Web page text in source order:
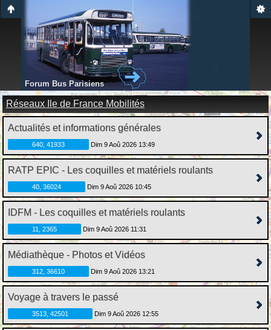
Forum Bus Parisiens
Réseaux Ile de France Mobilités
Actualités et informations générales
640, 41933 Dim 9 Aoû 2026 13:49
RATP EPIC - Les coquilles et matériels roulants
40, 36024 Dim 9 Aoû 2026 10:45
IDFM - Les coquilles et matériels roulants
11, 2365 Dim 9 Aoû 2026 11:31
Médiathèque - Photos et Vidéos
312, 36610 Dim 9 Aoû 2026 13:21
Voyage à travers le passé
3513, 42501 Dim 9 Aoû 2026 12:55